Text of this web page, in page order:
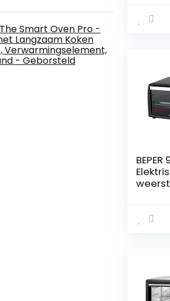
Smart Oven Pro -
Langzaam Koken
Verwarmingselement,
- Geborsteld